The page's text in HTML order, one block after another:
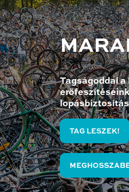
Tagságoddal
TAG LESZEK!